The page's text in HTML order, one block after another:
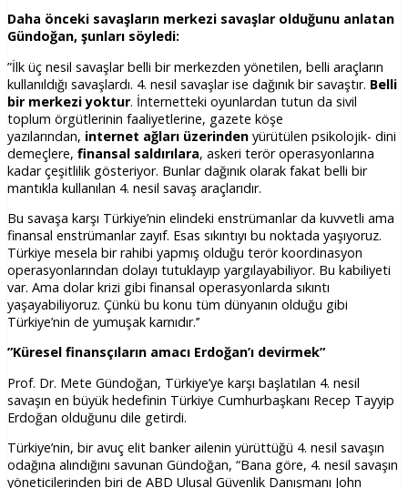
Daha önceki savaşların merkezi savaşlar olduğunu anlatan
Gündoğan, şunları söyledi:
”İlk üç nesil savaşlar belli bir merkezden yönetilen, belli araçların
kullanıldığı savaşlardı. 4. nesil savaşlar ise dağınık bir savaştır. Belli
bir merkezi yoktur. İnternetteki oyunlardan tutun da sivil
toplum örgütlerinin faaliyetlerine, gazete köşe
yazılarından, internet ağları üzerinden yürütülen psikolojik- dini
demeçlere, finansal saldırılara, askeri terör operasyonlarına
kadar çeşitlilik gösteriyor. Bunlar dağınık olarak fakat belli bir
mantıkla kullanılan 4. nesil savaş araçlarıdır.
Bu savaşa karşı Türkiye’nin elindeki enstrümanlar da kuvvetli ama
finansal enstrümanlar zayıf. Esas sıkıntıyı bu noktada yaşıyoruz.
Türkiye mesela bir rahibi yapmış olduğu terör koordinasyon
operasyonlarından dolayı tutuklayıp yargılayabiliyor. Bu kabiliyeti
var. Ama dolar krizi gibi finansal operasyonlarda sıkıntı
yaşayabiliyoruz. Çünkü bu konu tüm dünyanın olduğu gibi
Türkiye’nin de yumuşak karnıdır.’’
”Küresel finansçıların amacı Erdoğan’ı devirmek”
Prof. Dr. Mete Gündoğan, Türkiye’ye karşı başlatılan 4. nesil
savaşın en büyük hedefinin Türkiye Cumhurbaşkanı Recep Tayyip
Erdoğan olduğunu dile getirdi.
Türkiye’nin, bir avuç elit banker ailenin yürüttüğü 4. nesil savaşın
odağına alındığını savunan Gündoğan, “Bana göre, 4. nesil savaşın
yöneticilerinden biri de ABD Ulusal Güvenlik Danışmanı John